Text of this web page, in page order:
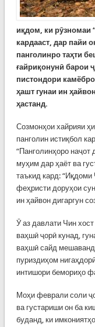
иқдом, ки рӯзномаи
кардааст, дар пайи
панголинро таҳти
ғайриқонунӣ барои
пистондори
ҳашт гунаи ин
ҳастанд.
Созмонҳои хайрияи
панголин истиқбол
“Панголинҳоро наҷот
муҳим дар ҳаёт ва
таъкид кард: “Иқдоми
феҳристи доруҳои
ин ҳайвон дигаргун
Ӯ аз давлати Чин
ваҳшӣ ҷорӣ кунад,
ваҳшӣ сайд
пуриздиҳом
интишори бемориҳо
Моҳи феврали соли
ва густариши он ба
буданд, ки